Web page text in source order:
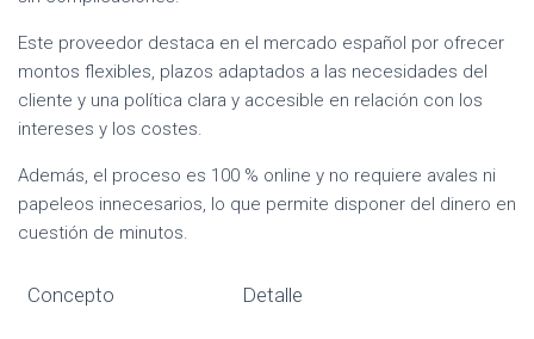
Este proveedor destaca en el mercado español por ofrecer
montos flexibles, plazos adaptados a las necesidades del
cliente y una política clara y accesible en relación con los
intereses y los costes.
Además, el proceso es 100 % online y no requiere avales ni
papeleos innecesarios, lo que permite disponer del dinero en
cuestión de minutos.
Concepto Detalle